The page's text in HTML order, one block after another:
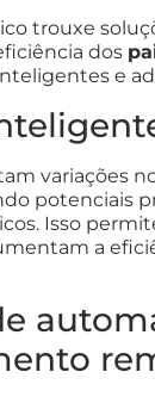
trouxe
dos
e
variações
potenciais
Isso
a